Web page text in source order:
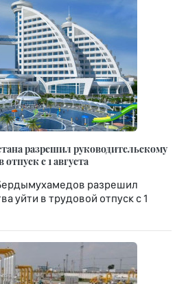
разрешил руководительскому
с 1 августа
разрешил
уйти в трудовой отпуск с 1